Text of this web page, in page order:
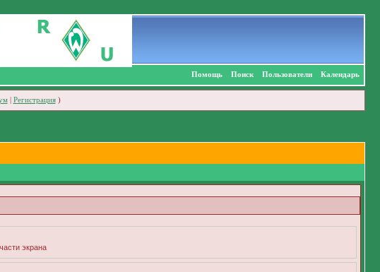
Помощь Поиск Пользователи Календарь
| Регистрация)
экрана